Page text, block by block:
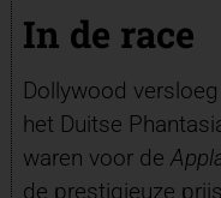
In de race
Dollywood
het Duitse
waren voor de
de prestigieuze